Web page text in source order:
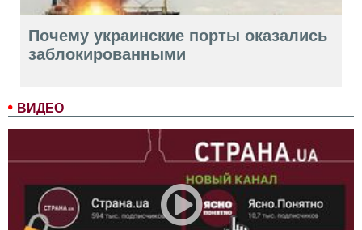
ВИДЕО
Почему украинские порты оказались
заблокированными